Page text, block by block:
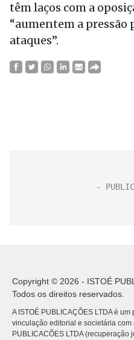
têm laços com a
“aumentem a pressão
ataques”.
Copyright © 2026 - ISTOÉ
Todos os direitos reservados.
A ISTOÉ PUBLICAÇÕES LTDA é
vinculação editorial e societária com
PUBLICACÕES LTDA